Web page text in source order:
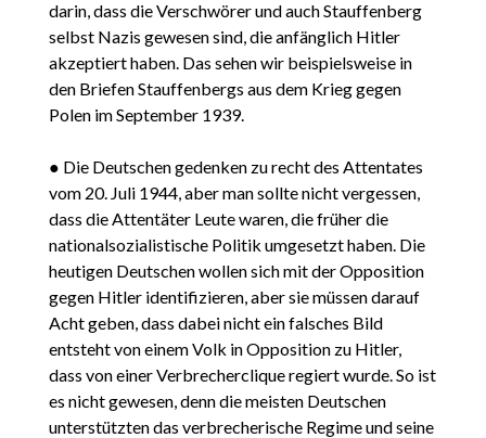
darin, dass die Verschwörer und auch Stauffenberg
selbst Nazis gewesen sind, die anfänglich Hitler
akzeptiert haben. Das sehen wir beispielsweise in
den Briefen Stauffenbergs aus dem Krieg gegen
Polen im September 1939.
● Die Deutschen gedenken zu recht des Attentates
vom 20. Juli 1944, aber man sollte nicht vergessen,
dass die Attentäter Leute waren, die früher die
nationalsozialistische Politik umgesetzt haben. Die
heutigen Deutschen wollen sich mit der Opposition
gegen Hitler identifizieren, aber sie müssen darauf
Acht geben, dass dabei nicht ein falsches Bild
entsteht von einem Volk in Opposition zu Hitler,
dass von einer Verbrecherclique regiert wurde. So ist
es nicht gewesen, denn die meisten Deutschen
unterstützten das verbrecherische Regime und seine